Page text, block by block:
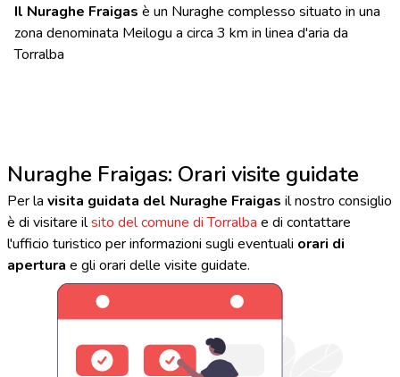
Il Nuraghe Fraigas è un Nuraghe complesso situato in una
zona denominata Meilogu a circa 3 km in linea d'aria da
Torralba
Nuraghe Fraigas: Orari visite guidate
Per la visita guidata del Nuraghe Fraigas il nostro consiglio
è di visitare ilsito del comune di Torralba e di contattare
l'ufficio turistico per informazioni sugli eventuali orari di
apertura e gli orari delle visite guidate.